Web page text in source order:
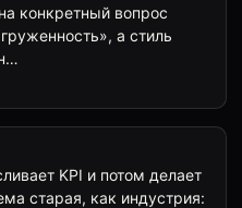
конкретный вопрос
а стиль
KPI и потом делает
старая, как индустрия: